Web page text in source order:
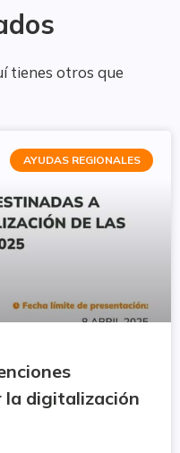
tienes otros que
AYUDAS REGIONALES
la digitalización